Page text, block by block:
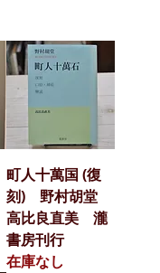
町人十萬国 (復
刻) 野村胡堂
高比良直美 瀧
書房刊行
在庫なし